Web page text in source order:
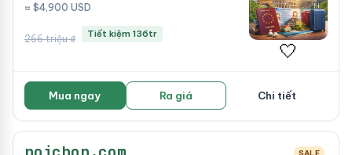
≈ $4,900 USD
266 triệu ₫ Tiết kiệm 136tr
🤍
Mua ngay Ra giá Chi tiết
SALE